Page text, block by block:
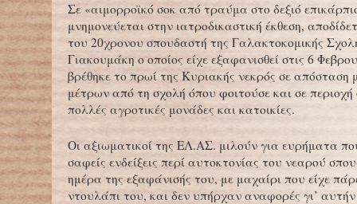
Σε «αιμορροϊκό σοκ από τραύμα στο δεξιό
μνημονεύεται στην ιατροδικαστική έκθεση,
του 20χρονου σπουδαστή της Γαλακτοκομικής
Γιακουμάκη ο οποίος είχε εξαφανισθεί στις 6
βρέθηκε το πρωί της Κυριακής νεκρός σε απόσταση
μέτρων από τη σχολή όπου φοιτούσε και σε
πολλές αγροτικές μονάδες και κατοικίες.
Οι αξιωματικοί της ΕΛ.ΑΣ. μιλούν για ευρήματα
σαφείς ενδείξεις περί αυτοκτονίας του νεαρού
ημέρα της εξαφάνισής του, με μαχαίρι που είχε
ντουλάπι του, και δεν υπήρχαν αναφορές γι’